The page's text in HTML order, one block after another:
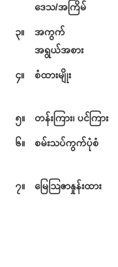
ဒေသ/အကြိမ်
၃။
အကွက်
အရွယ်အစား
၄။ စံထားမျိုး
၅။ တန်းကြား၊ ပင်ကြား
၆။ စမ်းသပ်ကွက်ပုံစံ
၇။ မြေသြဇာနှုန်းထား